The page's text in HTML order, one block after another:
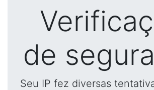
de
Seu IP fez diversas